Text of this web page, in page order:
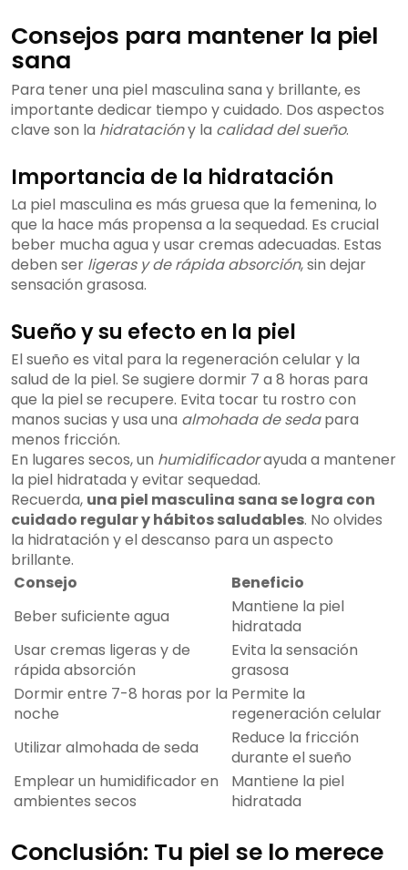
Consejos para mantener la piel
sana
Para tener una piel masculina sana y brillante, es
importante dedicar tiempo y cuidado. Dos aspectos
clave son la hidratacióny la calidad del sueño.
Importancia de la hidratación
La piel masculina es más gruesa que la femenina, lo
que la hace más propensa a la sequedad. Es crucial
beber mucha agua y usar cremas adecuadas. Estas
deben ser ligeras y de rápida absorción, sin dejar
sensación grasosa.
Sueño y su efecto en la piel
El sueño es vital para la regeneración celular y la
salud de la piel. Se sugiere dormir 7 a 8 horas para
que la piel se recupere. Evita tocar tu rostro con
manos sucias y usa una almohada de sedapara
menos fricción.
En lugares secos, un humidificadorayuda a mantener
la piel hidratada y evitar sequedad.
Recuerda, una piel masculina sana se logra con
cuidado regular y hábitos saludables. No olvides
la hidratación y el descanso para un aspecto
brillante.
Consejo
Beneficio
Beber suficiente agua
Mantiene la piel
hidratada
Usar cremas ligeras y de
rápida absorción
Evita la sensación
grasosa
Dormir entre 7-8 horas por la
noche
Permite la
regeneración celular
Utilizar almohada de seda
Reduce la fricción
durante el sueño
Emplear un humidificador en
ambientes secos
Mantiene la piel
hidratada
Conclusión: Tu piel se lo merece